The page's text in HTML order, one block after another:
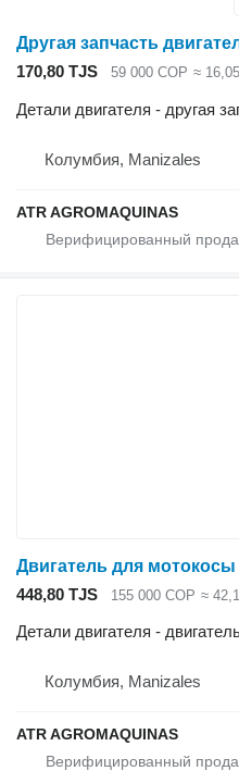
Другая запчасть
170,80 TJS
59 000 COP ≈
Детали двигателя - другая
Колумбия, Manizales
ATR AGROMAQUINAS
Двигатель для мотокосы
448,80 TJS
155 000 COP ≈
Детали двигателя -
Колумбия, Manizales
ATR AGROMAQUINAS